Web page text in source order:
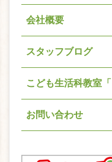
会社概要
スタッフブログ
こども生活科教室「
お問い合わせ